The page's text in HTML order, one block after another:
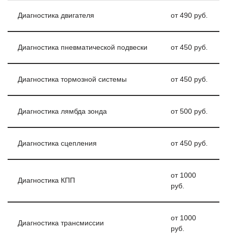
Диагностика двигателя от 490 руб.
Диагностика пневматической подвески от 450 руб.
Диагностика тормозной системы от 450 руб.
Диагностика лямбда зонда от 500 руб.
Диагностика сцепления от 450 руб.
Диагностика КПП
от 1000
руб.
Диагностика трансмиссии
от 1000
руб.